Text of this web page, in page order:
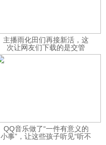
主播雨化田们再接新活，这
次让网友们下载的是交管
12123APP
QQ音乐做了“一件有意义的
小事”，让这些孩子听见“听不